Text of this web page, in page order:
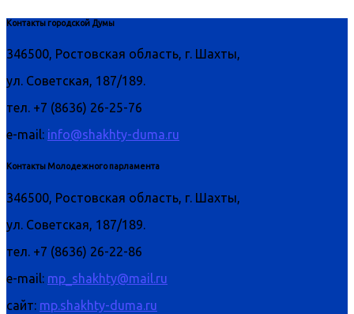
Контакты городской Думы
346500, Ростовская область, г. Шахты,
ул. Советская, 187/189.
тел. +7 (8636) 26-25-76
e-mail: info@shakhty-duma.ru
Контакты Молодежного парламента
346500, Ростовская область, г. Шахты,
ул. Советская, 187/189.
тел. +7 (8636) 26-22-86
e-mail: mp_shakhty@mail.ru
сайт: mp.shakhty-duma.ru